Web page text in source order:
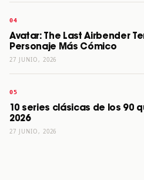
Avatar: The Last Airbender
Personaje Más Cómico
27 JUNIO, 2026
10 series clásicas de los 90
2026
27 JUNIO, 2026